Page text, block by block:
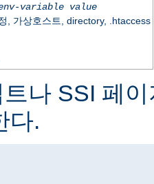
variable value
, 가상호스트, directory, .htaccess
나 SSI 페
다.